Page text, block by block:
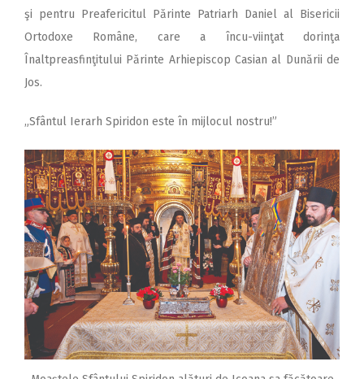
şi pentru Preafericitul Părinte Patriarh Daniel al Bisericii
Ortodoxe Române, care a încu-viinţat dorinţa
Înaltpreasfinţitului Părinte Arhiepiscop Casian al Dunării de
Jos.
„Sfântul Ierarh Spiridon este în mijlocul nostru!”